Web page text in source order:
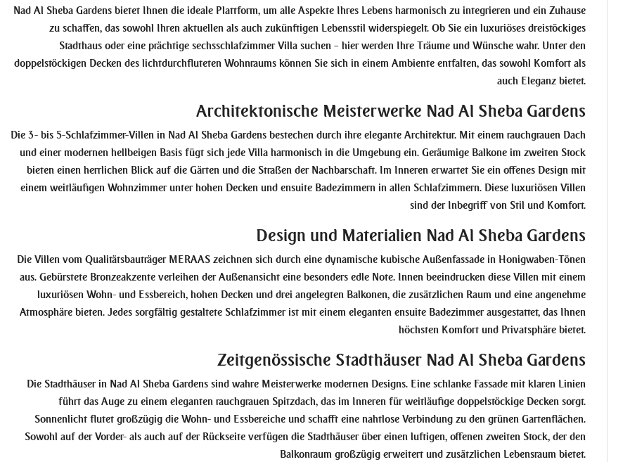
Nad Al Sheba Gardens bietet Ihnen die ideale Plattform, um alle Aspekte Ihres Lebens harmonisch zu integrieren und ein Zuhause
zu schaffen, das sowohl Ihren aktuellen als auch zukünftigen Lebensstil widerspiegelt. Ob Sie ein luxuriöses dreistöckiges
Stadthaus oder eine prächtige sechsschlafzimmer Villa suchen – hier werden Ihre Träume und Wünsche wahr. Unter den
doppelstöckigen Decken des lichtdurchfluteten Wohnraums können Sie sich in einem Ambiente entfalten, das sowohl Komfort als
auch Eleganz bietet.
Architektonische Meisterwerke Nad Al Sheba Gardens
Die 3- bis 5-Schlafzimmer-Villen in Nad Al Sheba Gardens bestechen durch ihre elegante Architektur. Mit einem rauchgrauen Dach
und einer modernen hellbeigen Basis fügt sich jede Villa harmonisch in die Umgebung ein. Geräumige Balkone im zweiten Stock
bieten einen herrlichen Blick auf die Gärten und die Straßen der Nachbarschaft. Im Inneren erwartet Sie ein offenes Design mit
einem weitläufigen Wohnzimmer unter hohen Decken und ensuite Badezimmern in allen Schlafzimmern. Diese luxuriösen Villen
sind der Inbegriff von Stil und Komfort.
Design und Materialien Nad Al Sheba Gardens
Die Villen vom Qualitätsbauträger MERAAS zeichnen sich durch eine dynamische kubische Außenfassade in Honigwaben-Tönen
aus. Gebürstete Bronzeakzente verleihen der Außenansicht eine besonders edle Note. Innen beeindrucken diese Villen mit einem
luxuriösen Wohn- und Essbereich, hohen Decken und drei angelegten Balkonen, die zusätzlichen Raum und eine angenehme
Atmosphäre bieten. Jedes sorgfältig gestaltete Schlafzimmer ist mit einem eleganten ensuite Badezimmer ausgestattet, das Ihnen
höchsten Komfort und Privatsphäre bietet.
Zeitgenössische Stadthäuser Nad Al Sheba Gardens
Die Stadthäuser in Nad Al Sheba Gardens sind wahre Meisterwerke modernen Designs. Eine schlanke Fassade mit klaren Linien
führt das Auge zu einem eleganten rauchgrauen Spitzdach, das im Inneren für weitläufige doppelstöckige Decken sorgt.
Sonnenlicht flutet großzügig die Wohn- und Essbereiche und schafft eine nahtlose Verbindung zu den grünen Gartenflächen.
Sowohl auf der Vorder- als auch auf der Rückseite verfügen die Stadthäuser über einen luftigen, offenen zweiten Stock, der den
Balkonraum großzügig erweitert und zusätzlichen Lebensraum bietet.